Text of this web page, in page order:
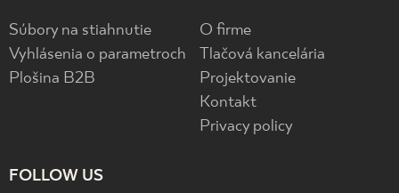
Súbory na stiahnutie
Vyhlásenia o parametroch
Plošina B2B
O firme
Tlačová kancelária
Projektovanie
Kontakt
Privacy policy
FOLLOW US